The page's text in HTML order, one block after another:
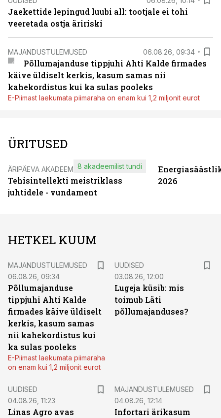
Jaekettide lepingud luubi all: tootjale ei tohi
veeretada ostja äririski
MAJANDUSTULEMUSED 06.08.26, 09:34
Põllumajanduse tippjuhi Ahti Kalde firmades
käive üldiselt kerkis, kasum samas nii
kahekordistus kui ka sulas pooleks
E-Piimast laekumata piimaraha on enam kui 1,2 miljonit eurot
ÜRITUSED
ÄRIPÄEVA AKADEEMIA
Tehisintellekti meistriklass
juhtidele - vundament
8 akadeemilist tundi
2026
HETKEL KUUM
MAJANDUSTULEMUSED
06.08.26, 09:34
Põllumajanduse
tippjuhi Ahti Kalde
firmades käive üldiselt
kerkis, kasum samas
nii kahekordistus kui
ka sulas pooleks
E-Piimast laekumata piimaraha
on enam kui 1,2 miljonit eurot
UUDISED
03.08.26, 12:00
Lugeja küsib: mis
toimub Läti
põllumajanduses?
UUDISED
04.08.26, 11:23
Linas Agro avas
MAJANDUSTULEMUSED
04.08.26, 12:14
Infortari ärikasum